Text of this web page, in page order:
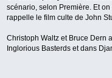
scénario, selon Première. Et
rappelle le film culte de John
Christoph Waltz et Bruce Dern
Inglorious Basterds et dans